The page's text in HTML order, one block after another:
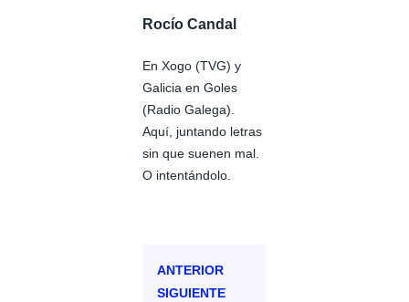
Rocío Candal
En Xogo (TVG) y
Galicia en Goles
(Radio Galega).
Aquí, juntando letras
sin que suenen mal.
O intentándolo.
ANTERIOR
SIGUIENTE